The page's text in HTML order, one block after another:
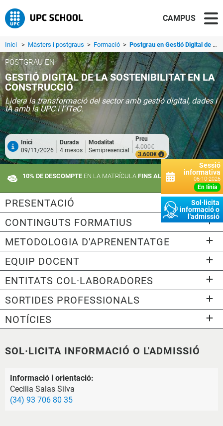
CAMPUS
Inici > Màsters i postgraus > Formació > Postgrau en Gestió Digital de la Sostenibilitat en la Construcció
Sessió
informativa
06-10-2026
en línia
Sol·licita
informació o
l'admissió
POSTGRAU EN
GESTIÓ DIGITAL DE LA SOSTENIBILITAT EN LA
CONSTRUCCIÓ
Lidera la transformació del sector amb gestió digital, dades i
IA amb la UPC i l´ITeC.
Inici
09/11/2026
Durada
4 mesos
Modalitat
Semipresencial
Preu
4.000€
3.600€
10% DE DESCOMPTE EN LA MATRÍCULA FINS AL 21 DE SETEMBRE
PRESENTACIÓ
CONTINGUTS FORMATIUS
METODOLOGIA D'APRENENTATGE
EQUIP DOCENT
ENTITATS COL·LABORADORES
SORTIDES PROFESSIONALS
NOTÍCIES
SOL·LICITA INFORMACIÓ O L'ADMISSIÓ
Informació i orientació:
Cecilia Salas Silva
(34) 93 706 80 35